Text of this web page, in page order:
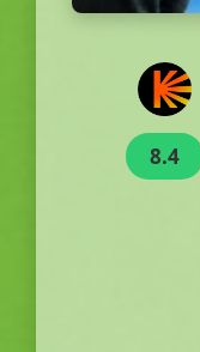
8.4